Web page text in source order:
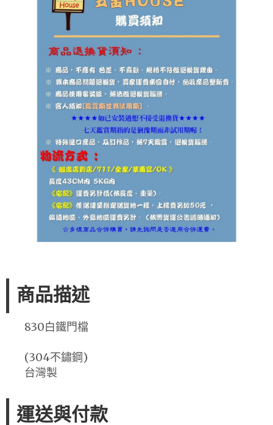
商品描述
830白鐵門檔
(304不鏽鋼)
台灣製
運送與付款